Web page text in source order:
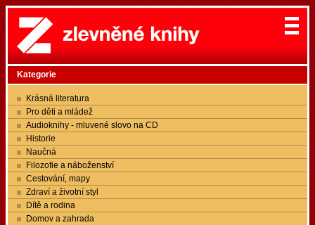
Kategorie
Krásná literatura
Pro děti a mládež
Audioknihy - mluvené slovo na CD
Historie
Naučná
Filozofie a náboženství
Cestování, mapy
Zdraví a životní styl
Dítě a rodina
Domov a zahrada